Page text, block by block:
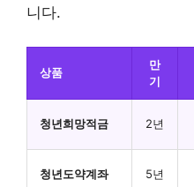
니다.
상품
만
기
청년희망적금 2년
청년도약계좌 5년